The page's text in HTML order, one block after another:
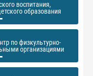
воспитания,
образования
по физкультурно-
организациями